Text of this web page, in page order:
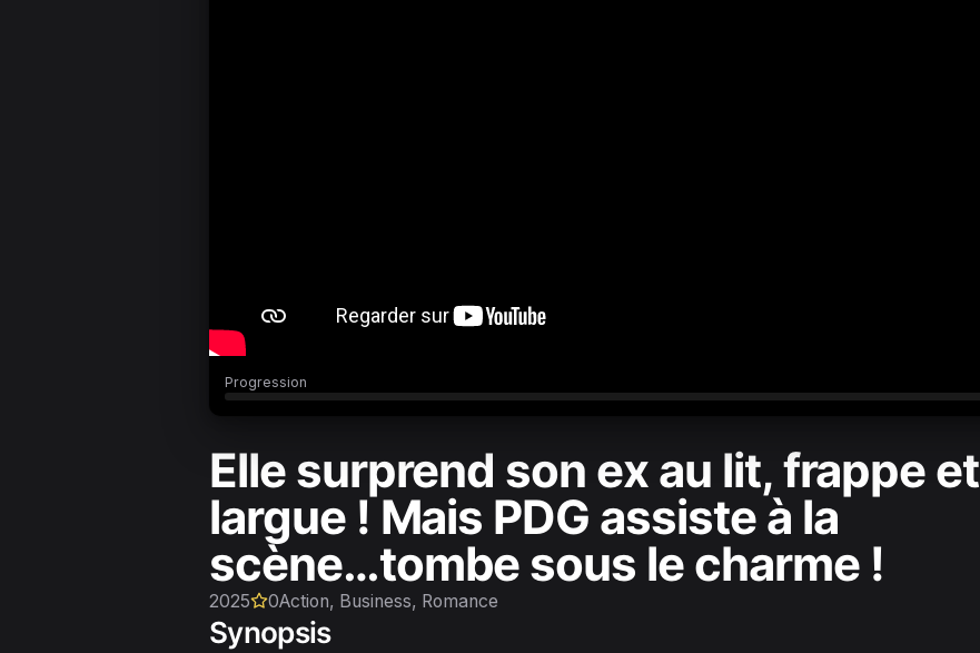
Progression
Elle surprend son ex au lit, frappe et
largue ! Mais PDG assiste à la
scène…tombe sous le charme !
2025 0Action, Business, Romance
Synopsis